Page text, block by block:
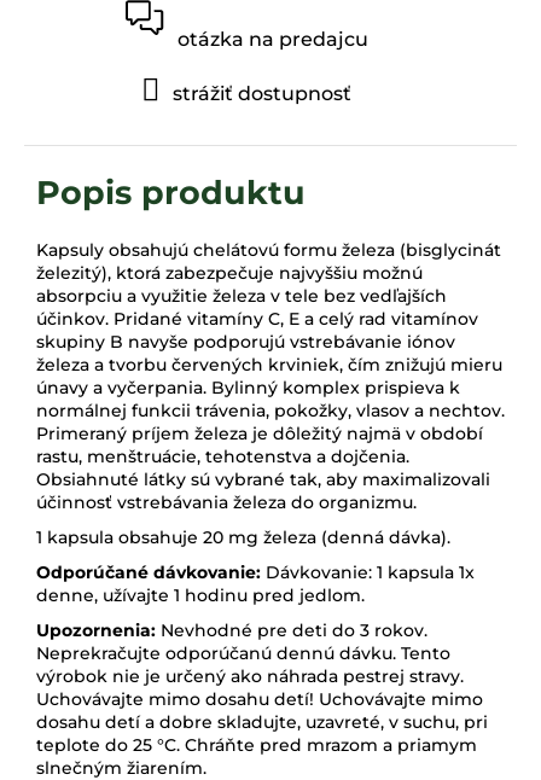
otázka na predajcu
strážiť dostupnosť
Kapsuly obsahujú chelátovú formu železa (bisglycinát
železitý), ktorá zabezpečuje najvyššiu možnú
absorpciu a využitie železa v tele bez vedľajších
účinkov. Pridané vitamíny C, E a celý rad vitamínov
skupiny B navyše podporujú vstrebávanie iónov
železa a tvorbu červených krviniek, čím znižujú mieru
únavy a vyčerpania. Bylinný komplex prispieva k
normálnej funkcii trávenia, pokožky, vlasov a nechtov.
Primeraný príjem železa je dôležitý najmä v období
rastu, menštruácie, tehotenstva a dojčenia.
Obsiahnuté látky sú vybrané tak, aby maximalizovali
účinnosť vstrebávania železa do organizmu.
1 kapsula obsahuje 20 mg železa (denná dávka).
Odporúčané dávkovanie: Dávkovanie: 1 kapsula 1x
denne, užívajte 1 hodinu pred jedlom.
Upozornenia: Nevhodné pre deti do 3 rokov.
Neprekračujte odporúčanú dennú dávku. Tento
výrobok nie je určený ako náhrada pestrej stravy.
Uchovávajte mimo dosahu detí! Uchovávajte mimo
dosahu detí a dobre skladujte, uzavreté, v suchu, pri
teplote do 25 °C. Chráňte pred mrazom a priamym
slnečným žiarením.